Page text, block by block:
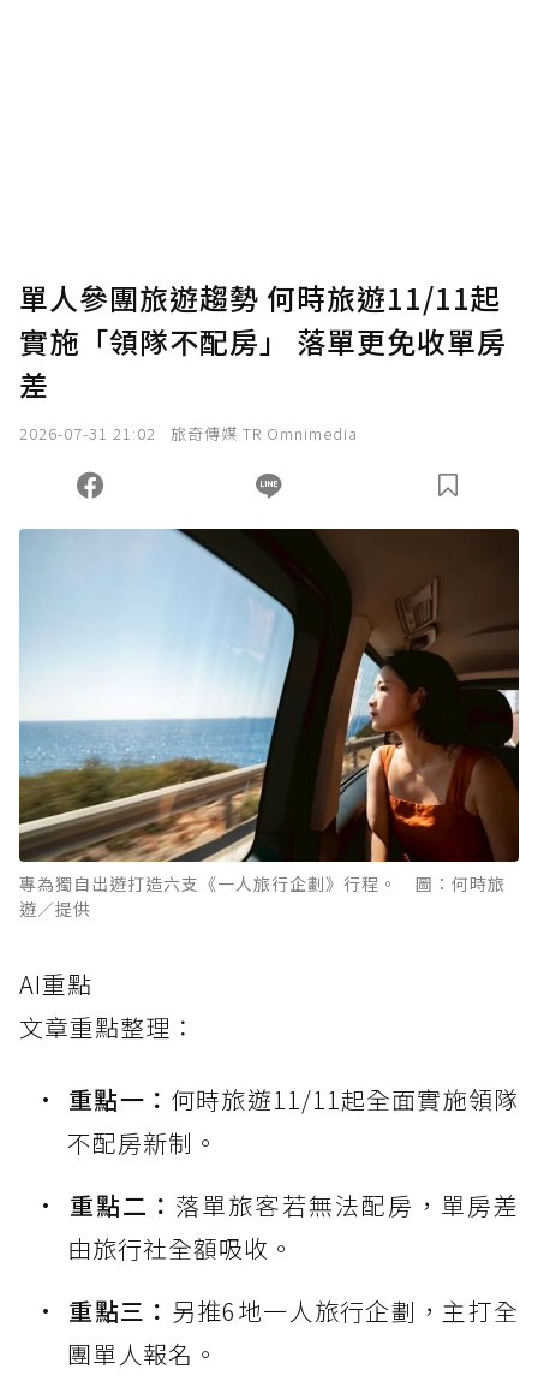
單人參團旅遊趨勢 何時旅遊11/11起
實施「領隊不配房」 落單更免收單房
差
2026-07-31 21:02 旅奇傳媒 TR Omnimedia
專為獨自出遊打造六支《一人旅行企劃》行程。 圖：何時旅
遊／提供
AI重點
文章重點整理：
重點一： 何時旅遊11/11起全面實施領隊
不配房新制。
重點二： 落單旅客若無法配房，單房差
由旅行社全額吸收。
重點三： 另推6地一人旅行企劃，主打全
團單人報名。